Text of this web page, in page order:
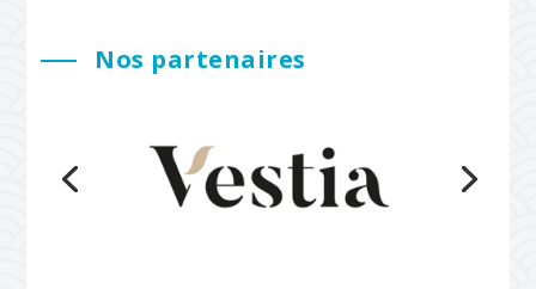
Nos partenaires